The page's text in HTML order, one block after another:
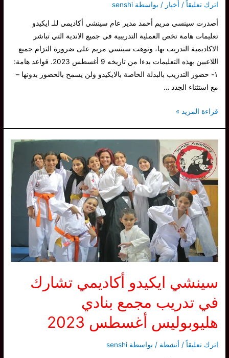
اترك تعليقاً / أخبار / بواسطة senshi
أصدرت سينسي مريم أحمد مدير عام سينشي أكاديمي للـ ايكيدو
تعليمات هامة تخص العملية التدريبية في جميع الاندية التي تباشر
الاكاديمية التدريب بها، ونوهت سينسي مريم على ضرورة التزام جميع
اللاعبين بهذه التعليمات بدءا من تاريخه 9 أغسطس 2023. قواعد هامة:
١- حضور التدريب بالبدلة الخاصة بالايكيدو ولن يسمح بالحضور بدونها –
مع استثناء الجدد …
سينسي
تصدر
قواعد
هامة
بخصوص
العملية
التدريبة
للـ
ايكيدو
قراءة المزيد »
سينشي ايكيدو أكاديمي تشارك
في تدريب مجمع بنادي
هليوبوليس أغسطس 2023
اترك تعليقاً / أنشطة / بواسطة senshi